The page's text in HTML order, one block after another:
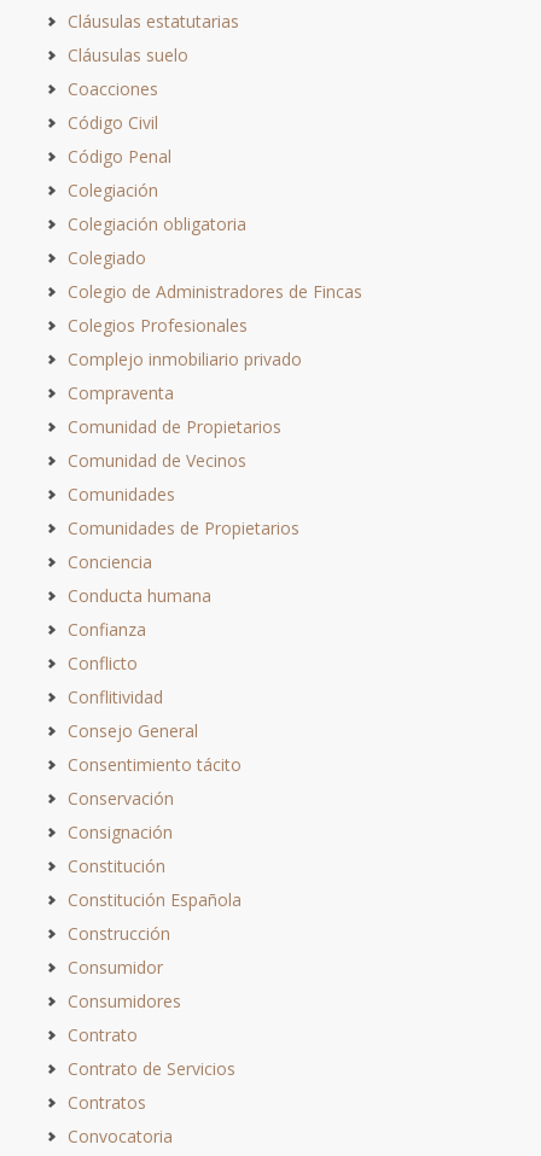
Cláusulas estatutarias
Cláusulas suelo
Coacciones
Código Civil
Código Penal
Colegiación
Colegiación obligatoria
Colegiado
Colegio de Administradores de Fincas
Colegios Profesionales
Complejo inmobiliario privado
Compraventa
Comunidad de Propietarios
Comunidad de Vecinos
Comunidades
Comunidades de Propietarios
Conciencia
Conducta humana
Confianza
Conflicto
Conflitividad
Consejo General
Consentimiento tácito
Conservación
Consignación
Constitución
Constitución Española
Construcción
Consumidor
Consumidores
Contrato
Contrato de Servicios
Contratos
Convocatoria